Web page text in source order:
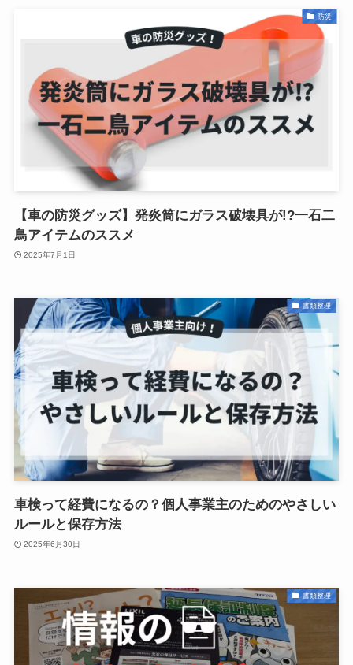
防災
【車の防災グッズ】発炎筒にガラス破壊具が!?一石二
鳥アイテムのススメ
2025年7月1日
書類整理
車検って経費になるの？個人事業主のためのやさしい
ルールと保存方法
2025年6月30日
書類整理